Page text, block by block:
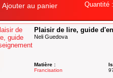
Ajouter au panier Quantité :
Plaisir de lire, guide
Neli Guedova
Matière :
Francisation